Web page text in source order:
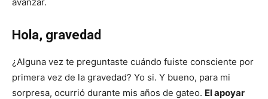
Hola, gravedad
¿Alguna vez te preguntaste cuándo fuiste consciente por
primera vez de la gravedad? Yo si. Y bueno, para mi
sorpresa, ocurrió durante mis años de gateo. El apoyar